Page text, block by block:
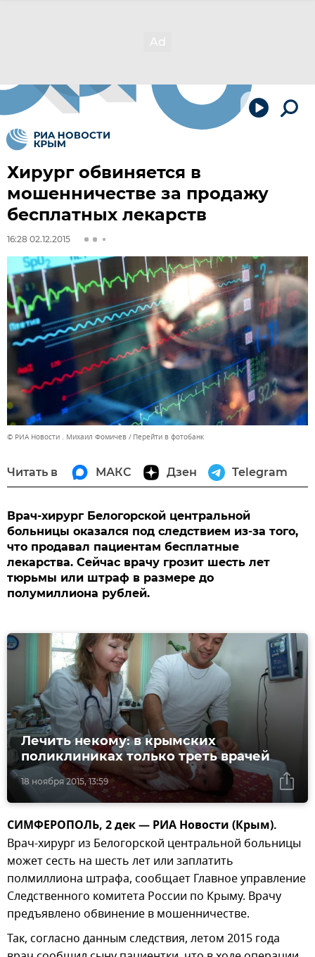
Хирург обвиняется в
мошенничестве за продажу
бесплатных лекарств
16:28 02.12.2015
© РИА Новости . Михаил Фомичев Перейти в фотобанк
Читать в МАКС Дзен Telegram
Врач-хирург Белогорской центральной
больницы оказался под следствием из-за того,
что продавал пациентам бесплатные
лекарства. Сейчас врачу грозит шесть лет
тюрьмы или штраф в размере до
полумиллиона рублей.
18 ноября 2015, 13:59
Лечить некому: в крымских
поликлиниках только треть врачей
СИМФЕРОПОЛЬ, 2 дек — РИА Новости (Крым).
Врач-хирург из Белогорской центральной больницы
может сесть на шесть лет или заплатить
полмиллиона штрафа, сообщает Главное управление
Следственного комитета России по Крыму. Врачу
предъявлено обвинение в мошенничестве.
Так, согласно данным следствия, летом 2015 года